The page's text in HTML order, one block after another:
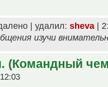
| удалил: sheva |
изучи
(Командный